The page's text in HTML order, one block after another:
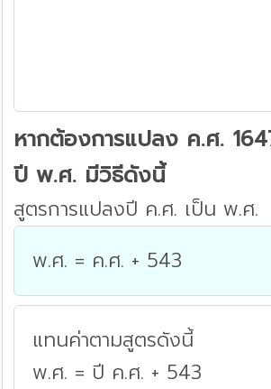
หากต้องการแปลง ค.ศ.
ปี พ.ศ. มีวิธีดังนี้
สูตรการแปลงปี ค.ศ. เป็น พ.ศ.
พ.ศ. = ค.ศ. + 543
แทนค่าตามสูตรดังนี้
พ.ศ. = ปี ค.ศ. + 543